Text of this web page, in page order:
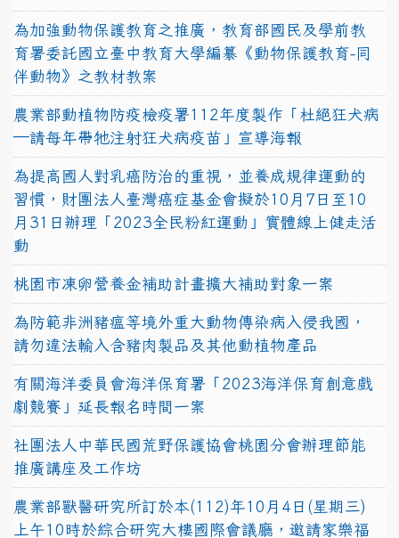
為加強動物保護教育之推廣，教育部國民及學前教
育署委託國立臺中教育大學編纂《動物保護教育-同
伴動物》之教材教案
農業部動植物防疫檢疫署112年度製作「杜絕狂犬病
—請每年帶牠注射狂犬病疫苗」宣導海報
為提高國人對乳癌防治的重視，並養成規律運動的
習慣，財團法人臺灣癌症基金會擬於10月7日至10
月31日辦理「2023全民粉紅運動」實體線上健走活
動
桃園市凍卵營養金補助計畫擴大補助對象一案
為防範非洲豬瘟等境外重大動物傳染病入侵我國，
請勿違法輸入含豬肉製品及其他動植物產品
有關海洋委員會海洋保育署「2023海洋保育創意戲
劇競賽」延長報名時間一案
社團法人中華民國荒野保護協會桃園分會辦理節能
推廣講座及工作坊
農業部獸醫研究所訂於本(112)年10月4日(星期三)
上午10時於綜合研究大樓國際會議廳，邀請家樂福